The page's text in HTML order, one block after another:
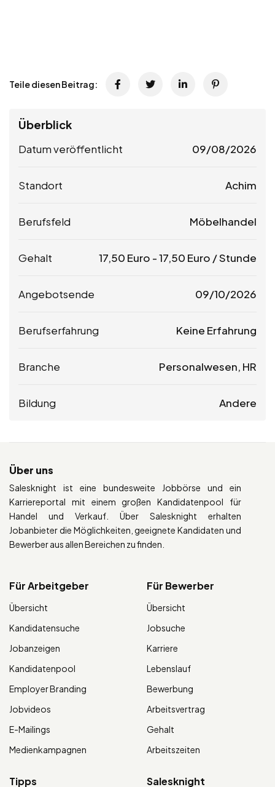
Teile diesen Beitrag:
Überblick
Datum veröffentlicht 09/08/2026
Standort Achim
Berufsfeld Möbelhandel
Gehalt 17,50 Euro -17,50 Euro / Stunde
Angebotsende 09/10/2026
Berufserfahrung Keine Erfahrung
Branche Personalwesen, HR
Bildung Andere
Über uns
Salesknight ist eine bundesweite Jobbörse und ein
Karriereportal mit einem großen Kandidatenpool für
Handel und Verkauf. Über Salesknight erhalten
Jobanbieter die Möglichkeiten, geeignete Kandidaten und
Bewerber aus allen Bereichen zu finden.
Für Arbeitgeber
Übersicht
Kandidatensuche
Jobanzeigen
Kandidatenpool
Employer Branding
Jobvideos
E-Mailings
Medienkampagnen
Für Bewerber
Übersicht
Jobsuche
Karriere
Lebenslauf
Bewerbung
Arbeitsvertrag
Gehalt
Arbeitszeiten
Tipps Salesknight